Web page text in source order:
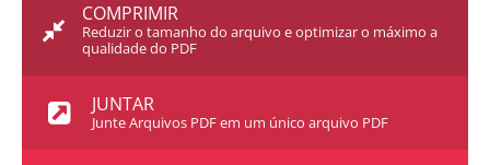
COMPRIMIR
Reduzir o tamanho do arquivo e optimizar o máximo a
qualidade do PDF
JUNTAR
Junte Arquivos PDF em um único arquivo PDF